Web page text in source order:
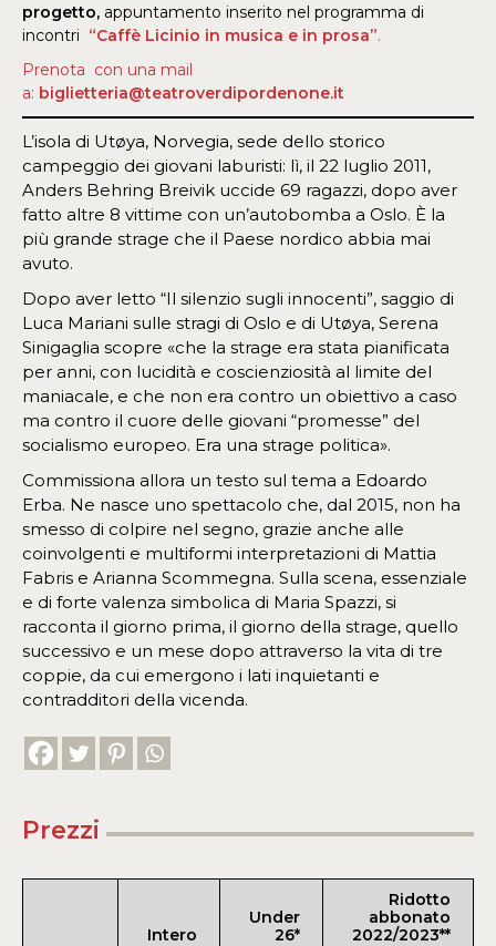
progetto, appuntamento inserito nel programma di
incontri “Caffè Licinio in musica e in prosa”.
Prenota con una mail
a: biglietteria@teatroverdipordenone.it
L’isola di Utøya, Norvegia, sede dello storico
campeggio dei giovani laburisti: lì, il 22 luglio 2011,
Anders Behring Breivik uccide 69 ragazzi, dopo aver
fatto altre 8 vittime con un’autobomba a Oslo. È la
più grande strage che il Paese nordico abbia mai
avuto.
Dopo aver letto “Il silenzio sugli innocenti”, saggio di
Luca Mariani sulle stragi di Oslo e di Utøya, Serena
Sinigaglia scopre «che la strage era stata pianificata
per anni, con lucidità e coscienziosità al limite del
maniacale, e che non era contro un obiettivo a caso
ma contro il cuore delle giovani “promesse” del
socialismo europeo. Era una strage politica».
Commissiona allora un testo sul tema a Edoardo
Erba. Ne nasce uno spettacolo che, dal 2015, non ha
smesso di colpire nel segno, grazie anche alle
coinvolgenti e multiformi interpretazioni di Mattia
Fabris e Arianna Scommegna. Sulla scena, essenziale
e di forte valenza simbolica di Maria Spazzi, si
racconta il giorno prima, il giorno della strage, quello
successivo e un mese dopo attraverso la vita di tre
coppie, da cui emergono i lati inquietanti e
contradditori della vicenda.
Prezzi
Intero
Under
26*
Ridotto
abbonato
2022/2023**